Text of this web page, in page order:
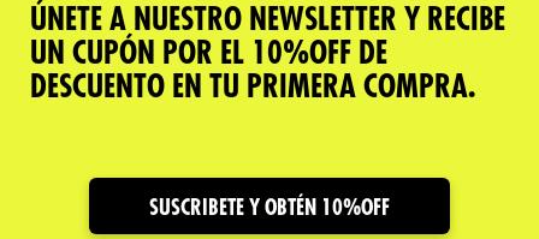
ÚNETE A NUESTRO NEWSLETTER Y RECIBE
UN CUPÓN POR EL 10%OFF DE
DESCUENTO EN TU PRIMERA COMPRA.
SUSCRIBETE Y OBTÉN 10%OFF